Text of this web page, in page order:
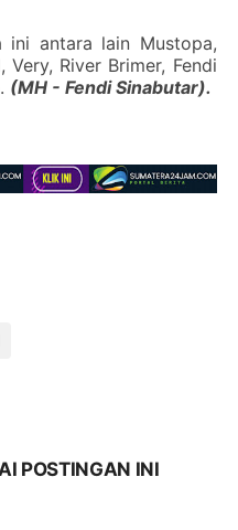
ini antara lain Mustopa,
Very, River Brimer, Fendi
(MH - Fendi Sinabutar).
POSTINGAN INI